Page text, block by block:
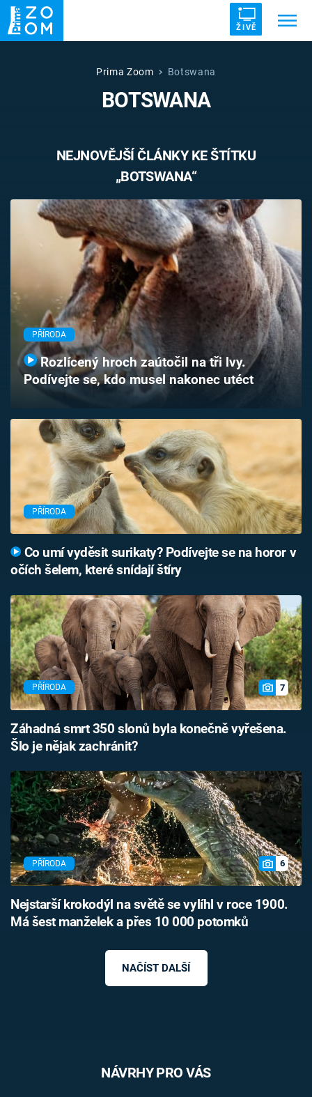
ŽIVĚ
DRUHÁ SVĚTOVÁ VÁLKA
VETŘELCI DÁVNOVĚKU
Témata
TV Program
Časopis
Sledujte prima+
Sledujte nás
Prima Zoom Botswana
BOTSWANA
NEJNOVĚJŠÍ ČLÁNKY KE ŠTÍTKU
„BOTSWANA“
PŘÍRODA
Rozlícený hroch zaútočil na tři lvy.
Podívejte se, kdo musel nakonec utéct
PŘÍRODA
Co umí vyděsit surikaty? Podívejte se na horor v
očích šelem, které snídají štíry
PŘÍRODA 7
Záhadná smrt 350 slonů byla konečně vyřešena.
Šlo je nějak zachránit?
PŘÍRODA 6
Nejstarší krokodýl na světě se vylíhl v roce 1900.
Má šest manželek a přes 10 000 potomků
NAČÍST DALŠÍ
NÁVRHY PRO VÁS